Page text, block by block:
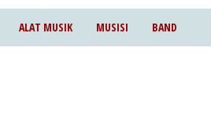
ALAT MUSIK MUSISI BAND